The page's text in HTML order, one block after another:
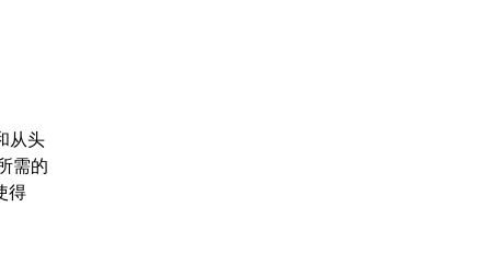
从头
需的
得